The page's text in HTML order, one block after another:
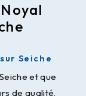
Seiche
et que
de qualité,